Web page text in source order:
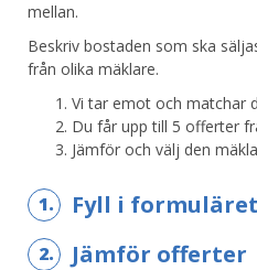
mellan.
Beskriv bostaden som ska
från olika mäklare.
Vi tar emot och matchar
Du får upp till 5 offerter
Jämför och välj den
1. Fyll i formuläret
2. Jämför offerter